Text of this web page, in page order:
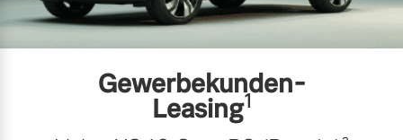
Gewerbekunden-
Leasing1